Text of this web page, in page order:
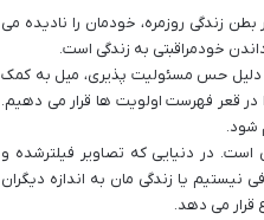
زندگی روزمره، خودمان را نادیده می
خودمراقبتی به زندگی است.
دلیل حس مسئولیت پذیری، میل به کمک
در قعر فهرست اولویت ها قرار می دهیم.
شود.
است. در دنیایی که تصاویر فیلترشده و
یا زندگی مان به اندازه دیگران
قرار می دهد.